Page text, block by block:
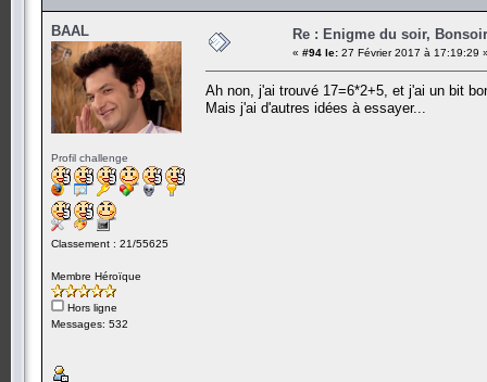
BAAL
Profil challenge
Classement : 21/55625
Membre Héroïque
Hors ligne
Messages: 532
Re : Enigme du soir,
« #94 le: 27 Février 2017 à 17:19:29
Ah non, j'ai trouvé 17=6*2+5, et j'ai un bit
Mais j'ai d'autres idées à essayer...